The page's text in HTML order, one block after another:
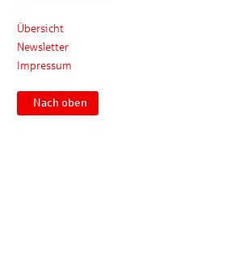
Übersicht
Newsletter
Impressum
Nach oben